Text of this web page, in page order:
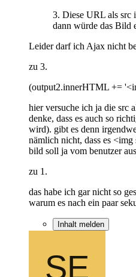
3. Diese URL als src
dann würde das Bild
Leider darf ich Ajax nicht
zu 3.
(output2.innerHTML +=
hier versuche ich ja die src
denke, dass es auch so
wird). gibt es denn
nämlich nicht, dass es
bild soll ja vom benutzer
zu 1.
das habe ich gar nicht so
warum es nach ein paar
Inhalt melden